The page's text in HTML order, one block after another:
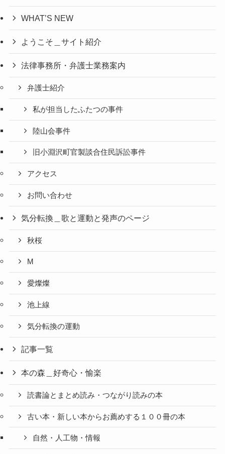
WHAT’S NEW
ようこそ＿サイト紹介
法律事務所・弁護士業務案内
弁護士紹介
私が担当したふたつの事件
陸山会事件
旧小淵沢町官製談合住民訴訟事件
アクセス
お問い合わせ
気分転換＿歌と運動と発声のページ
秋桜
M
愛燦燦
池上線
気分転換の運動
記事一覧
本の森＿好奇心・愉楽
読書論とまとめ読み・つながり読みの本
古い本・新しい本からお薦めする１００冊の本
自然・人工物・情報